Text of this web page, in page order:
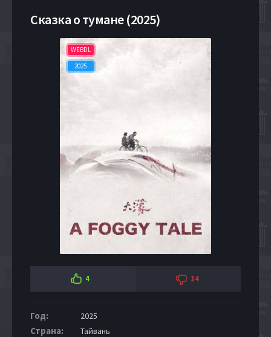
Сказка о тумане (2025)
WEBDL
2025
4 14
Год: 2025
Страна: Тайвань